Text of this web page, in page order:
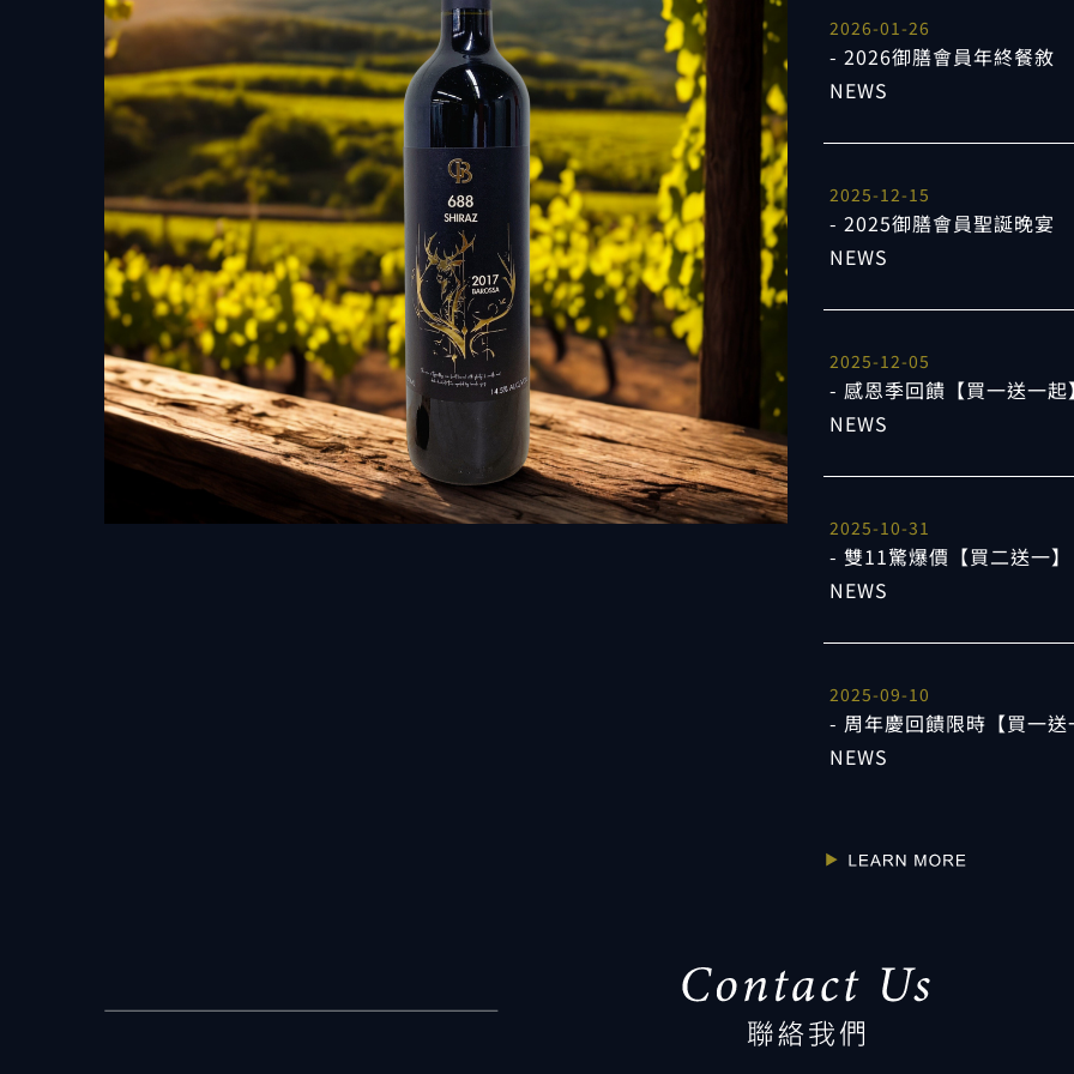
2026-01-26
2026御膳會員年終餐敘
NEWS
2025-12-15
2025御膳會員聖誕晚宴
NEWS
2025-12-05
感恩季回饋【買一送一起
NEWS
2025-10-31
雙11驚爆價【買二送一】
NEWS
2025-09-10
周年慶回饋限時【買一送
NEWS